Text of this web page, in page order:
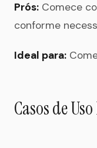
Prós: Comece
conforme
Ideal para:
Casos de